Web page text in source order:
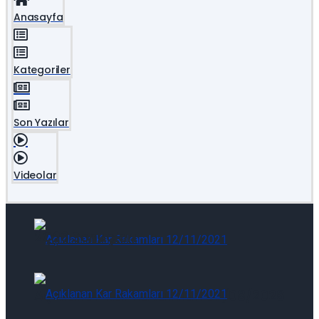
2Ç26 Sonuçları
Açıklanan Kar Rakamları 07/08/2026
2Ç26 Sonuçları
Anasayfa
Kategoriler
Son Yazılar
Videolar